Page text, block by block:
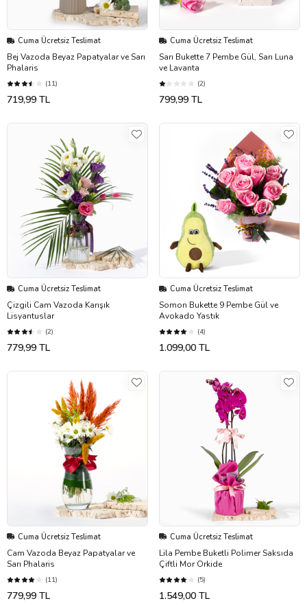
Cuma Ücretsiz Teslimat
Bej Vazoda Beyaz Papatyalar ve Sarı
Phalaris
(11)
719,99 TL
Cuma Ücretsiz Teslimat
Sarı Bukette 7 Pembe Gül, Sarı Luna
ve Lavanta
(2)
799,99 TL
Cuma Ücretsiz Teslimat
Çizgili Cam Vazoda Karışık
Lisyantuslar
(2)
779,99 TL
Cuma Ücretsiz Teslimat
Somon Bukette 9 Pembe Gül ve
Avokado Yastık
(4)
1.099,00 TL
Cuma Ücretsiz Teslimat
Cam Vazoda Beyaz Papatyalar ve
Sarı Phalaris
(11)
779,99 TL
Cuma Ücretsiz Teslimat
Lila Pembe Buketli Polimer Saksıda
Çiftli Mor Orkide
(5)
1.549,00 TL